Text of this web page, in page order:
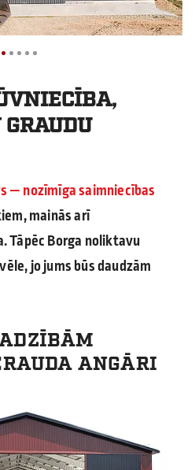
— nozīmīga saimniecības
mainās arī
Tāpēc Borga noliktavu
jo jums būs daudzām
ANGĀRI